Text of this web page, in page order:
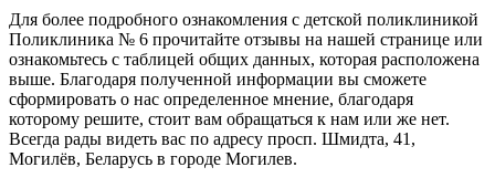
Для более подробного ознакомления с детской поликлиникой
Поликлиника № 6 прочитайте отзывы на нашей странице или
ознакомьтесь с таблицей общих данных, которая расположена
выше. Благодаря полученной информации вы сможете
сформировать о нас определенное мнение, благодаря
которому решите, стоит вам обращаться к нам или же нет.
Всегда рады видеть вас по адресу просп. Шмидта, 41,
Могилёв, Беларусь в городе Могилев.